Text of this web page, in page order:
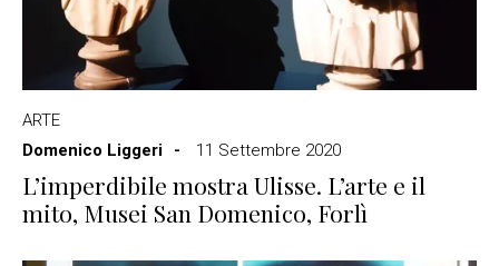
ARTE
Domenico Liggeri
11 Settembre 2020
L’imperdibile mostra Ulisse. L’arte e il
mito, Musei San Domenico, Forlì